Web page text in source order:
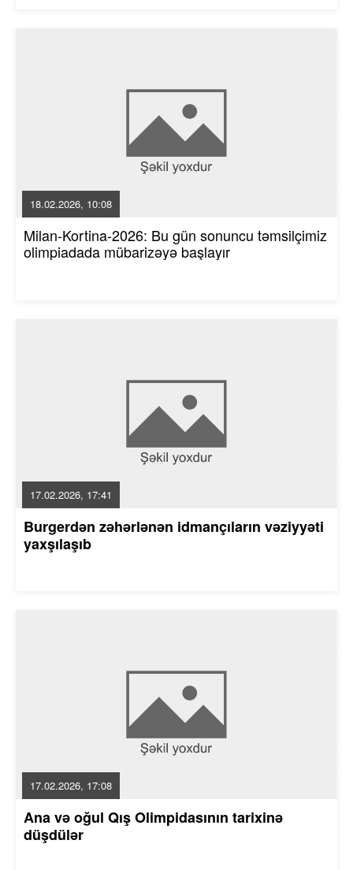
18.02.2026, 10:08
Milan-Kortina-2026: Bu gün sonuncu təmsilçimiz
olimpiadada mübarizəyə başlayır
17.02.2026, 17:41
Burgerdən zəhərlənən idmançıların vəziyyəti
yaxşılaşıb
17.02.2026, 17:08
Ana və oğul Qış Olimpidasının tarixinə
düşdülər